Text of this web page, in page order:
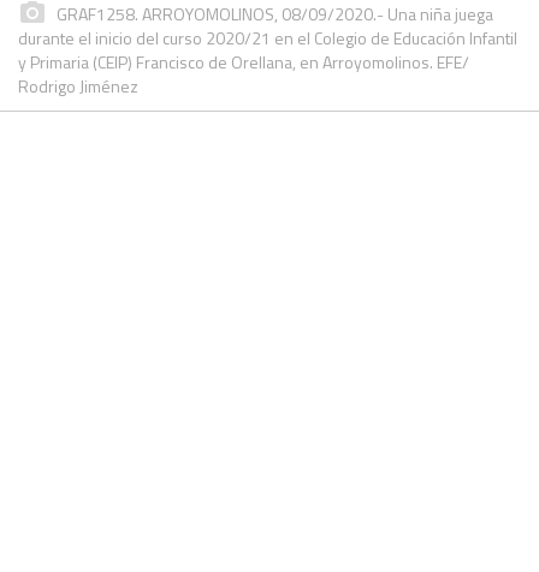
GRAF1258. ARROYOMOLINOS, 08/09/2020.- Una niña juega
durante el inicio del curso 2020/21 en el Colegio de Educación Infantil
y Primaria (CEIP) Francisco de Orellana, en Arroyomolinos. EFE/
Rodrigo Jiménez